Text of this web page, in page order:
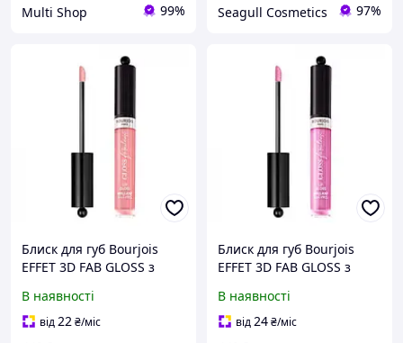
Multi Shop 99% Seagull Cosmetics 97%
Блиск для губ Bourjois
EFFET 3D FAB GLOSS з
3.5 мл (3616305556417)
В наявності
від22₴/міс
Блиск для губ Bourjois
EFFET 3D FAB GLOSS з
3.5 мл (3616305500816)
В наявності
від24₴/міс